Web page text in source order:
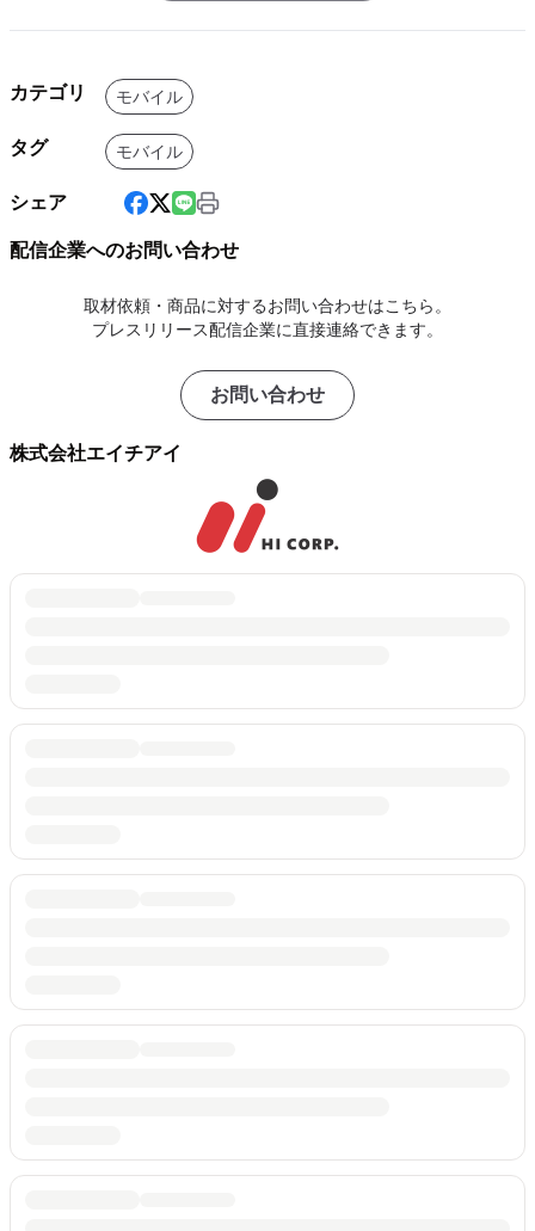
カテゴリ モバイル
タグ モバイル
シェア
配信企業へのお問い合わせ
取材依頼・商品に対するお問い合わせはこちら。
プレスリリース配信企業に直接連絡できます。
お問い合わせ
株式会社エイチアイ